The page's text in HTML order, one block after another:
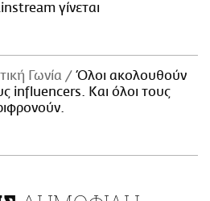
γίνεται
Γωνία
Όλοι ακολουθούν
influencers. Και όλοι τους